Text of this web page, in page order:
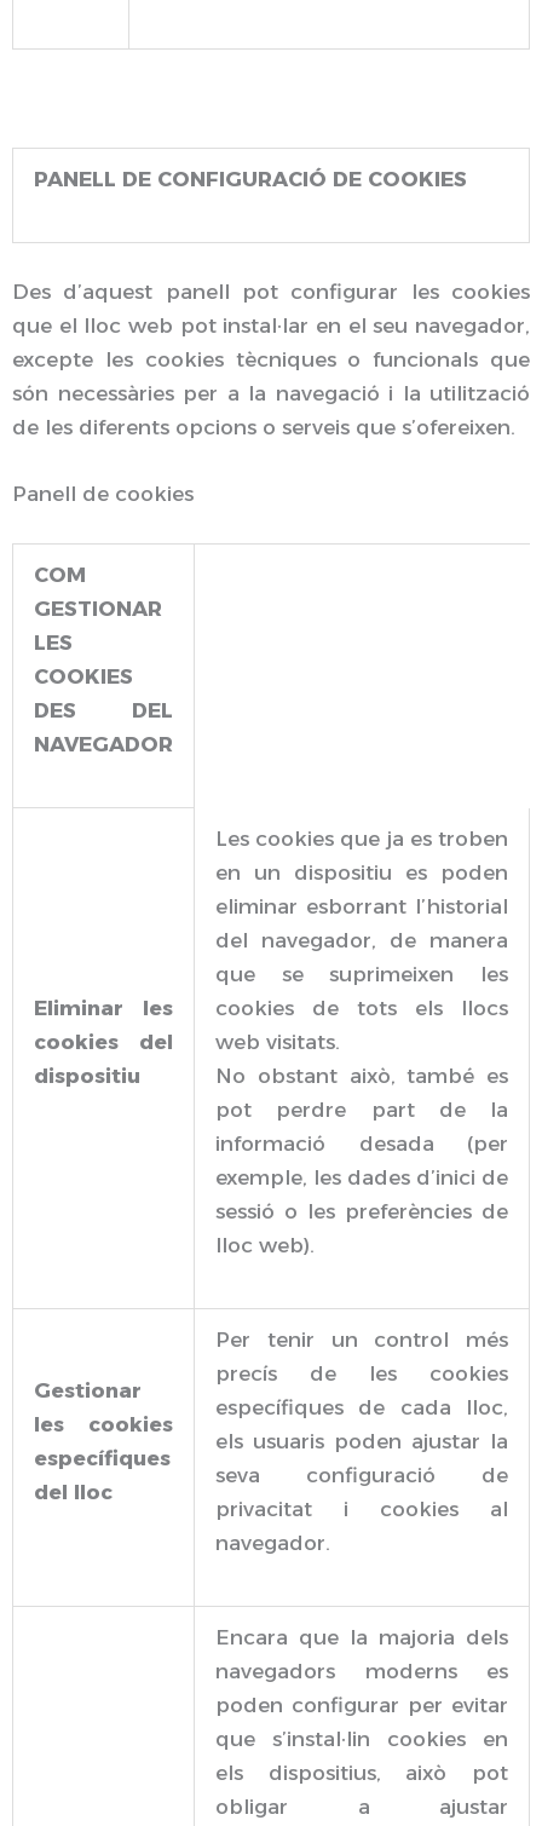
PANELL DE CONFIGURACIÓ DE COOKIES
Des d’aquest panell pot configurar les cookies
que el lloc web pot instal·lar en el seu navegador,
excepte les cookies tècniques o funcionals que
són necessàries per a la navegació i la utilització
de les diferents opcions o serveis que s’ofereixen.
Panell de cookies
COM
GESTIONAR
LES
COOKIES
DES DEL
NAVEGADOR
Eliminar les
cookies del
dispositiu
Les cookies que ja es troben
en un dispositiu es poden
eliminar esborrant l’historial
del navegador, de manera
que se suprimeixen les
cookies de tots els llocs
web visitats.
No obstant això, també es
pot perdre part de la
informació desada (per
exemple, les dades d’inici de
sessió o les preferències de
lloc web).
Gestionar
les cookies
específiques
del lloc
Per tenir un control més
precís de les cookies
específiques de cada lloc,
els usuaris poden ajustar la
seva configuració de
privacitat i cookies al
navegador.
Encara que la majoria dels
navegadors moderns es
poden configurar per evitar
que s’instal·lin cookies en
els dispositius, això pot
obligar a ajustar